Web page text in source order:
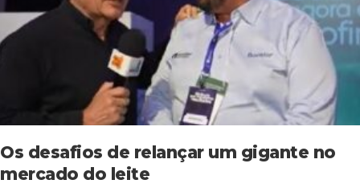
Os desafios de relançar um gigante no
mercado do leite